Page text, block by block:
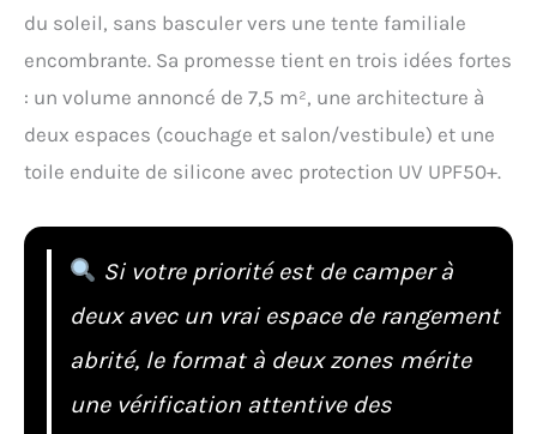
du soleil, sans basculer vers une tente familiale
encombrante. Sa promesse tient en trois idées fortes
: un volume annoncé de 7,5 m², une architecture à
deux espaces (couchage et salon/vestibule) et une
toile enduite de silicone avec protection UV UPF50+.
Si votre priorité est de camper à
deux avec un vrai espace de rangement
abrité, le format à deux zones mérite
une vérification attentive des